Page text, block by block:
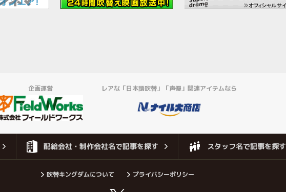
企画運営 レアな「日本語吹替」「声優」関連アイテムなら
配給会社・制作会社名で記事を探す スタッフ名で記事を探す
吹替キングダムについて プライバシーポリシー